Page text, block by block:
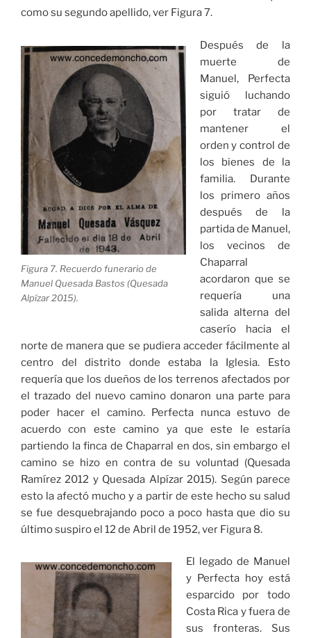
como su segundo apellido, ver Figura 7.
Figura 7. Recuerdo funerario de
Manuel Quesada Bastos (Quesada
Alpízar 2015).
Después de la
muerte de
Manuel, Perfecta
siguió luchando
por tratar de
mantener el
orden y control de
los bienes de la
familia. Durante
los primero años
después de la
partida de Manuel,
los vecinos de
Chaparral
acordaron que se
requería una
salida alterna del
caserío hacia el
norte de manera que se pudiera acceder fácilmente al
centro del distrito donde estaba la Iglesia. Esto
requería que los dueños de los terrenos afectados por
el trazado del nuevo camino donaron una parte para
poder hacer el camino. Perfecta nunca estuvo de
acuerdo con este camino ya que este le estaría
partiendo la finca de Chaparral en dos, sin embargo el
camino se hizo en contra de su voluntad (Quesada
Ramírez 2012 y Quesada Alpízar 2015). Según parece
esto la afectó mucho y a partir de este hecho su salud
se fue desquebrajando poco a poco hasta que dio su
último suspiro el 12 de Abril de 1952, ver Figura 8.
El legado de Manuel
y Perfecta hoy está
esparcido por todo
Costa Rica y fuera de
sus fronteras. Sus